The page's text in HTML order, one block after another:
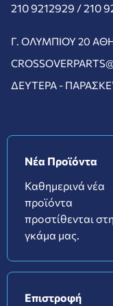
210 9212929 /210
Γ. ΟΛΥΜΠΊΟΥ 20
ΔΕΥΤΈΡΑ -
Νέα Προϊόντα
Καθημερινά νέα
προϊόντα
προστίθενται
γκάμα μας.
Επιστροφή